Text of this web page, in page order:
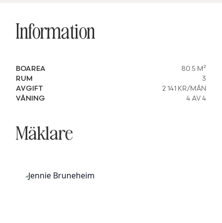
Information
BOAREA
80.5 M²
RUM
3
AVGIFT
2 141 KR/MÅN
VÅNING
4 AV 4
Mäklare